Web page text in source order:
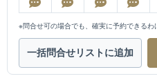
※問合せ可の場合でも、確実に予約できるわ
一括問合せリストに追加